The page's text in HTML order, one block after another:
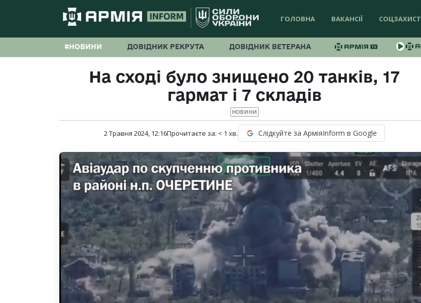
ГОЛОВНА ВАКАНСІЇ СОЦЗАХИСТ
#НОВИНИ ДОВІДНИК РЕКРУТА ДОВІДНИК ВЕТЕРАНА
На сході було знищено 20 танків, 17
гармат і 7 складів
НОВИНИ
2 Травня 2024, 12:16Прочитаєте за: < 1 хв. Слідкуйте за АрміяInform в Google